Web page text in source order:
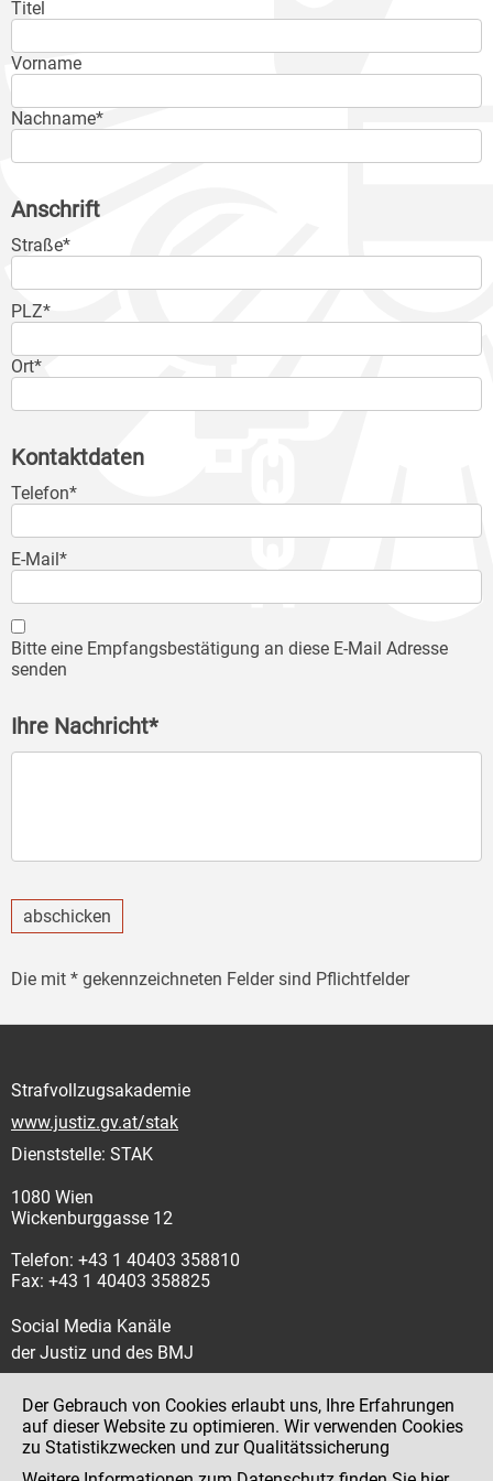
Titel
Vorname
Nachname*
Anschrift
Straße*
PLZ*
Ort*
Kontaktdaten
Telefon*
E-Mail*
Bitte eine Empfangsbestätigung an diese E-Mail Adresse
senden
Ihre Nachricht*
abschicken
Die mit * gekennzeichneten Felder sind Pflichtfelder
Strafvollzugsakademie
www.justiz.gv.at/stak
Dienststelle: STAK
1080 Wien
Wickenburggasse 12
Telefon: +43 1 40403 358810
Fax: +43 1 40403 358825
Social Media Kanäle
der Justiz und des BMJ
Impressum
Der Gebrauch von Cookies erlaubt uns, Ihre Erfahrungen
auf dieser Website zu optimieren. Wir verwenden Cookies
zu Statistikzwecken und zur Qualitätssicherung